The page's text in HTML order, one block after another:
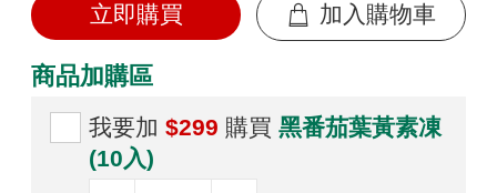
立即購買 加入購物車
商品加購區
我要加 $299 購買 黑番茄葉黃素凍
(10入)